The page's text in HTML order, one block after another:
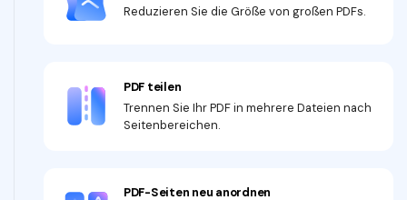
Reduzieren Sie die Größe von großen PDFs.
PDF teilen
Trennen Sie Ihr PDF in mehrere Dateien nach
Seitenbereichen.
PDF-Seiten neu anordnen